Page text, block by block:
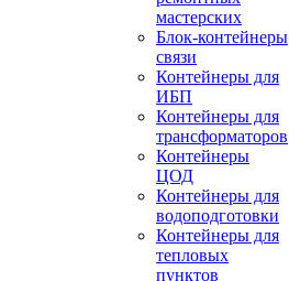
мастерских
Блок-контейнеры
связи
Контейнеры для
ИБП
Контейнеры для
трансформаторов
Контейнеры
ЦОД
Контейнеры для
водоподготовки
Контейнеры для
тепловых
пунктов